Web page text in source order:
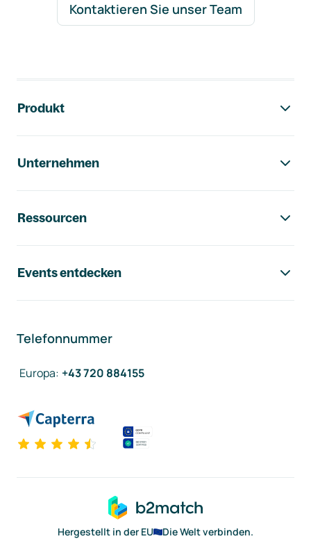
Kontaktieren Sie unser Team
Produkt
Unternehmen
Ressourcen
Events entdecken
Telefonnummer
Europa: +43 720 884155
Hergestellt in der EU
Die Welt verbinden.